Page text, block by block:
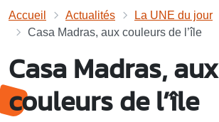
Accueil Actualités
La UNE du jour
Casa Madras, aux couleurs de l’île
Casa Madras, aux
couleurs de l’île